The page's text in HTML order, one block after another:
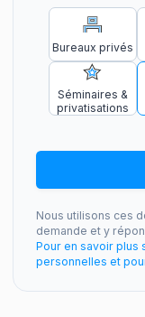
Bureaux privés
Séminaires &
privatisations
Nous utilisons ces
demande et y
Pour en savoir plus
personnelles et